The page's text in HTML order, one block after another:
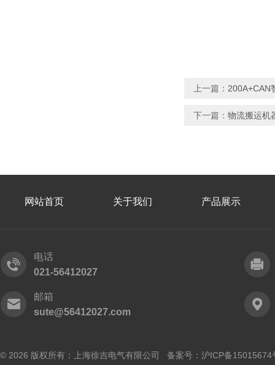
上一篇： 200A+CAN
下一篇： 物流搬运机
网站首页 关于我们 产品展示
电话
021-56412027
邮箱
sute@56412027.com
© 2026 版权所有：上海徐吉电气有限公司 备案号： 沪ICP备15015674